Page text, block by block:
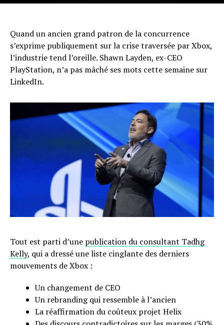
Quand un ancien grand patron de la concurrence
s’exprime publiquement sur la crise traversée par Xbox,
l’industrie tend l’oreille. Shawn Layden, ex-CEO
PlayStation, n’a pas mâché ses mots cette semaine sur
LinkedIn.
Tout est parti d’une publication du consultant Tadhg
Kelly, qui a dressé une liste cinglante des derniers
mouvements de Xbox :
Un changement de CEO
Un rebranding qui ressemble à l’ancien
La réaffirmation du coûteux projet Helix